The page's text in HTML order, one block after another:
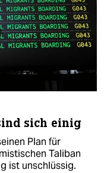
sich einig
Plan für
Taliban
ist unschlüssig.